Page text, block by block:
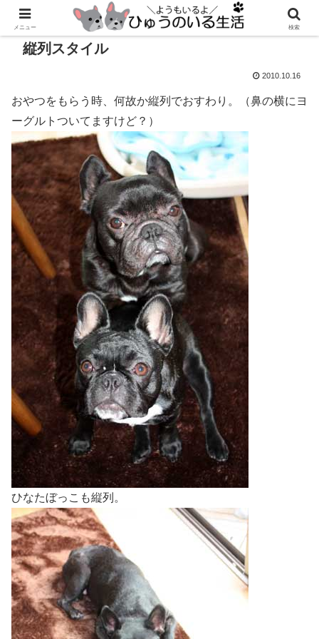
縦列スタイル
2010.10.16
おやつをもらう時、何故か縦列でおすわり。（鼻の横にヨ
ーグルトついてますけど？）
ひなたぼっこも縦列。
メニュー 検索